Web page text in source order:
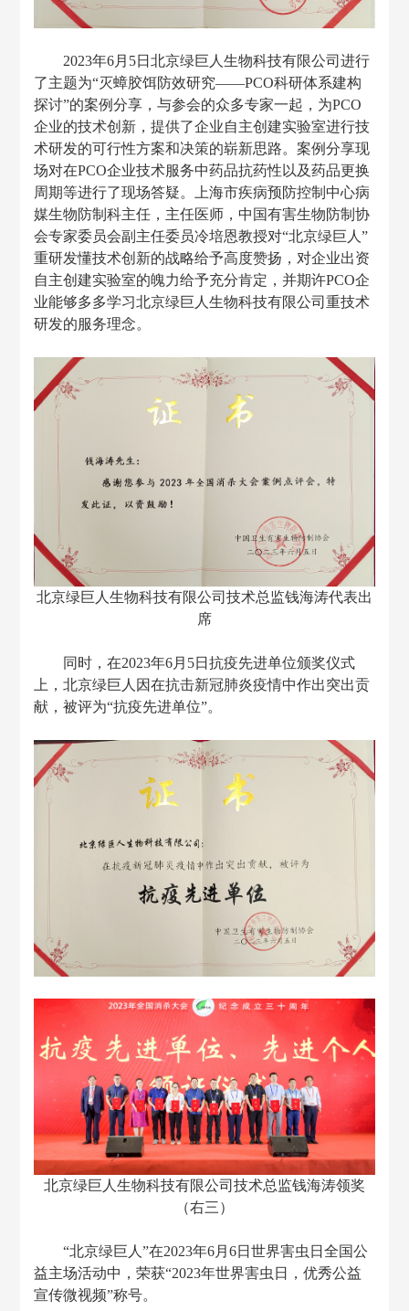
2023年6月5日北京绿巨人生物科技有限公司进行
了主题为“灭蟑胶饵防效研究——PCO科研体系建构
探讨”的案例分享，与参会的众多专家一起，为PCO
企业的技术创新，提供了企业自主创建实验室进行技
术研发的可行性方案和决策的崭新思路。案例分享现
场对在PCO企业技术服务中药品抗药性以及药品更换
周期等进行了现场答疑。上海市疾病预防控制中心病
媒生物防制科主任，主任医师，中国有害生物防制协
会专家委员会副主任委员冷培恩教授对“北京绿巨人”
重研发懂技术创新的战略给予高度赞扬，对企业出资
自主创建实验室的魄力给予充分肯定，并期许PCO企
业能够多多学习北京绿巨人生物科技有限公司重技术
研发的服务理念。
北京绿巨人生物科技有限公司技术总监钱海涛代表出
席
同时，在2023年6月5日抗疫先进单位颁奖仪式
上，北京绿巨人因在抗击新冠肺炎疫情中作出突出贡
献，被评为“抗疫先进单位”。
北京绿巨人生物科技有限公司技术总监钱海涛领奖
（右三）
“北京绿巨人”在2023年6月6日世界害虫日全国公
益主场活动中，荣获“2023年世界害虫日，优秀公益
宣传微视频”称号。